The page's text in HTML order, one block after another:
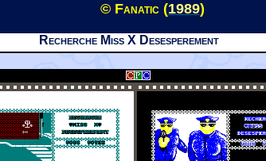
© Fanatic (1989)
Recherche Miss X Desesperement